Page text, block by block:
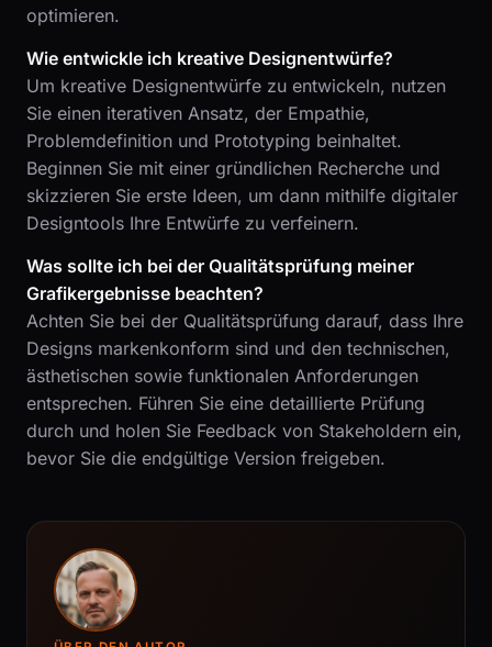
optimieren.
Wie entwickle ich kreative Designentwürfe?
Um kreative Designentwürfe zu entwickeln, nutzen
Sie einen iterativen Ansatz, der Empathie,
Problemdefinition und Prototyping beinhaltet.
Beginnen Sie mit einer gründlichen Recherche und
skizzieren Sie erste Ideen, um dann mithilfe digitaler
Designtools Ihre Entwürfe zu verfeinern.
Was sollte ich bei der Qualitätsprüfung meiner
Grafikergebnisse beachten?
Achten Sie bei der Qualitätsprüfung darauf, dass Ihre
Designs markenkonform sind und den technischen,
ästhetischen sowie funktionalen Anforderungen
entsprechen. Führen Sie eine detaillierte Prüfung
durch und holen Sie Feedback von Stakeholdern ein,
bevor Sie die endgültige Version freigeben.